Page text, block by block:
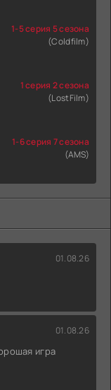
1-5 серия 5 сезона
(Coldfilm)
1 серия 2 сезона
(LostFilm)
1-6 серия 7 сезона
(AMS)
01.08.26
01.08.26
игра